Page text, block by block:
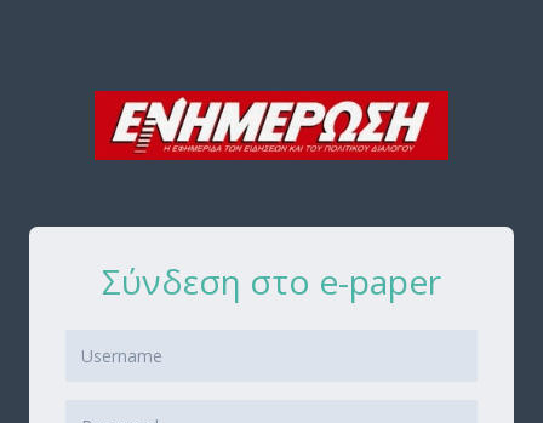
Σύνδεση στο e-paper